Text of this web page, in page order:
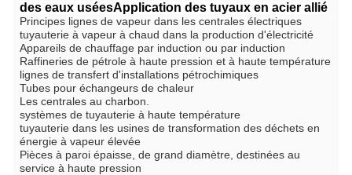
des eaux uséesApplication des tuyaux en acier allié
Principes lignes de vapeur dans les centrales électriques
tuyauterie à vapeur à chaud dans la production d'électricité
Appareils de chauffage par induction ou par induction
Raffineries de pétrole à haute pression et à haute température
lignes de transfert d'installations pétrochimiques
Tubes pour échangeurs de chaleur
Les centrales au charbon.
systèmes de tuyauterie à haute température
tuyauterie dans les usines de transformation des déchets en
énergie à vapeur élevée
Pièces à paroi épaisse, de grand diamètre, destinées au
service à haute pression